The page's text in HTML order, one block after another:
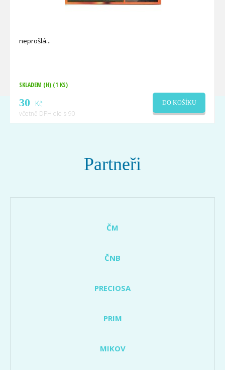
neprošlá
SKLADEM (H) (1 KS)
30 Kč
včetně DPH dle § 90
DO KOŠÍKU
Partneři
ČM
ČNB
PRECIOSA
PRIM
MIKOV